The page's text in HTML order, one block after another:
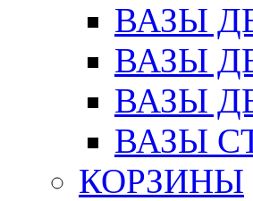
ВАЗЫ
ВАЗЫ
ВАЗЫ
ВАЗЫ
КОРЗИНЫ